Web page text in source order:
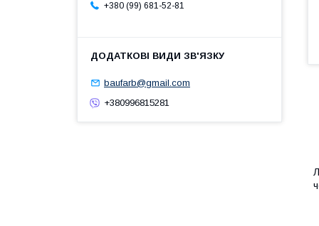
+380 (99) 681-52-81
baufarb@gmail.com
+380996815281